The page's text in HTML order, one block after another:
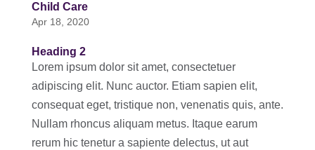
Child Care
Apr 18, 2020
Heading 2
Lorem ipsum dolor sit amet, consectetuer
adipiscing elit. Nunc auctor. Etiam sapien elit,
consequat eget, tristique non, venenatis quis, ante.
Nullam rhoncus aliquam metus. Itaque earum
rerum hic tenetur a sapiente delectus, ut aut